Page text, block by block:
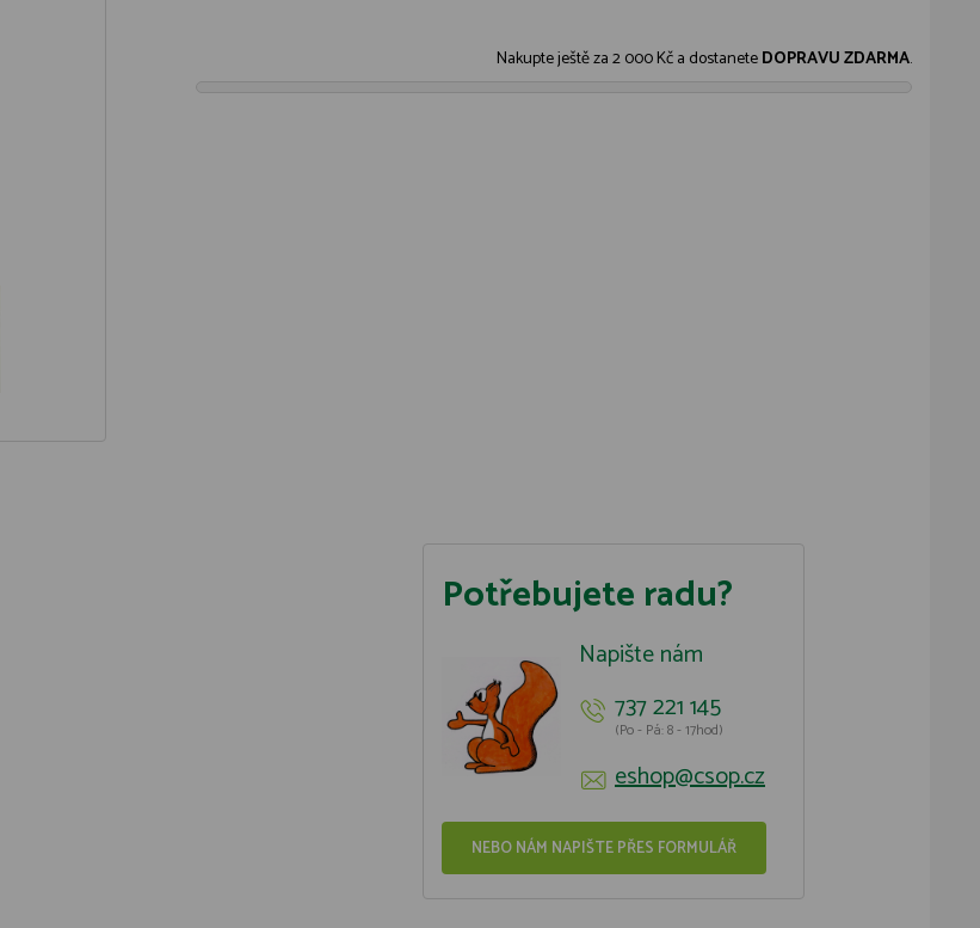
Nakupte ještě za2 000 Kča dostaneteDOPRAVU ZDARMA.
Potřebujete radu?
Napište nám
737 221 145
(Po - Pá: 8 - 17hod)
eshop@csop.cz
NEBO NÁM NAPIŠTE PŘES FORMULÁŘ